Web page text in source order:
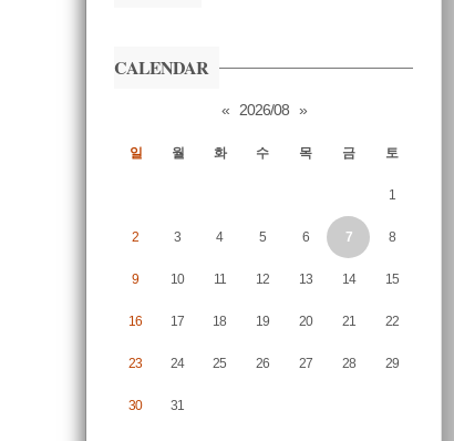
CALENDAR
« 2026/08 »
일 월 화 수 목 금 토
1
2 3 4 5 6 7 8
9 10 11 12 13 14 15
16 17 18 19 20 21 22
23 24 25 26 27 28 29
30 31